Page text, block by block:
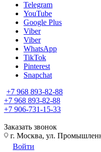
Telegram
YouTube
Google Plus
Viber
Viber
WhatsApp
TikTok
Pinterest
Snapchat
+7 968 893-82-88
+7 968 893-82-88
+7 906-731-15-33
Заказать звонок
г. Москва, ул.
Войти